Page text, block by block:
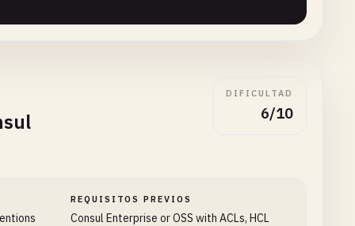
DIFICULTAD
6/10
REQUISITOS PREVIOS
Consul Enterprise or OSS with ACLs, HCL